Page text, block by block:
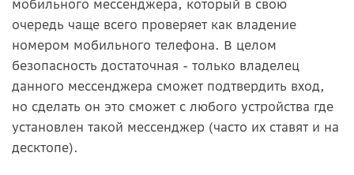
мобильного мессенджера, который в свою
очередь чаще всего проверяет как владение
номером мобильного телефона. В целом
безопасность достаточная - только владелец
данного мессенджера сможет подтвердить вход,
но сделать он это сможет с любого устройства где
установлен такой мессенджер (часто их ставят и на
десктопе).